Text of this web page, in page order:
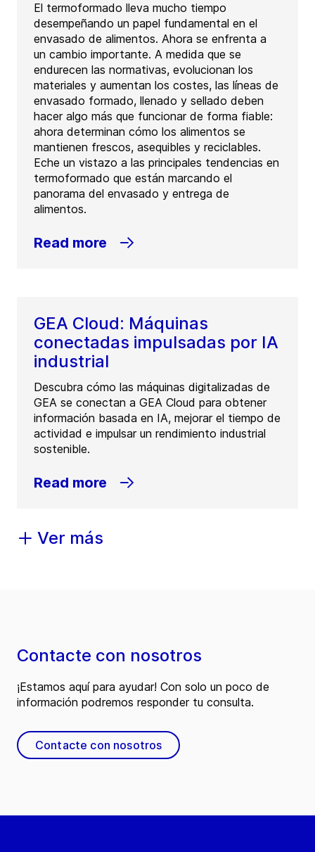
El termoformado lleva mucho tiempo
desempeñando un papel fundamental en el
envasado de alimentos. Ahora se enfrenta a
un cambio importante. A medida que se
endurecen las normativas, evolucionan los
materiales y aumentan los costes, las líneas de
envasado formado, llenado y sellado deben
hacer algo más que funcionar de forma fiable:
ahora determinan cómo los alimentos se
mantienen frescos, asequibles y reciclables.
Eche un vistazo a las principales tendencias en
termoformado que están marcando el
panorama del envasado y entrega de
alimentos.
Read more
GEA Cloud: Máquinas
conectadas impulsadas por IA
industrial
Descubra cómo las máquinas digitalizadas de
GEA se conectan a GEA Cloud para obtener
información basada en IA, mejorar el tiempo de
actividad e impulsar un rendimiento industrial
sostenible.
Read more
Ver más
Contacte con nosotros
¡Estamos aquí para ayudar! Con solo un poco de
información podremos responder tu consulta.
Contacte con nosotros